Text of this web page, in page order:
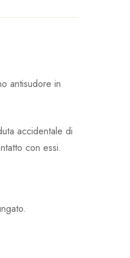
antisudore in
accidentale di
con essi.